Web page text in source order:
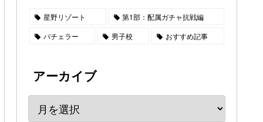
星野リゾート
第1部：配属ガチャ抗戦編
バチェラー
男子校 おすすめ記事
アーカイブ